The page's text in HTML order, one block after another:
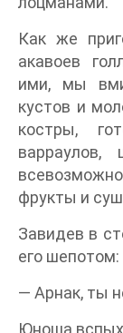
Как же
акавоев
ими, мы
кустов и
костры,
фрукты и
Завидев в
его шепотом:
— Арнак, ты
Юноша